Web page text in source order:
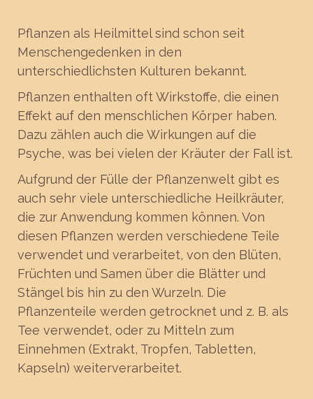
Pflanzen als Heilmittel sind schon seit
Menschengedenken in den
unterschiedlichsten Kulturen bekannt.
Pflanzen enthalten oft Wirkstoffe, die einen
Effekt auf den menschlichen Körper haben.
Dazu zählen auch die Wirkungen auf die
Psyche, was bei vielen der Kräuter der Fall ist.
Aufgrund der Fülle der Pflanzenwelt gibt es
auch sehr viele unterschiedliche Heilkräuter,
die zur Anwendung kommen können. Von
diesen Pflanzen werden verschiedene Teile
verwendet und verarbeitet, von den Blüten,
Früchten und Samen über die Blätter und
Stängel bis hin zu den Wurzeln. Die
Pflanzenteile werden getrocknet und z. B. als
Tee verwendet, oder zu Mitteln zum
Einnehmen (Extrakt, Tropfen, Tabletten,
Kapseln) weiterverarbeitet.